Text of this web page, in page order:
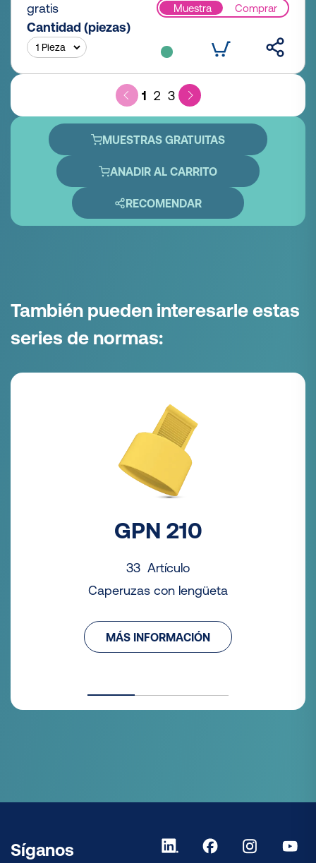
gratis
Muestra Comprar
Cantidad (piezas)
1 2 3
MUESTRAS GRATUITAS
ANADIR AL CARRITO
RECOMENDAR
También pueden interesarle estas
series de normas:
GPN 210
33 Artículo
Caperuzas con lengüeta
MÁS INFORMACIÓN
Síganos